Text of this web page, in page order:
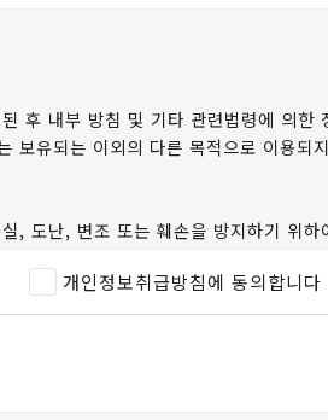
>에서 고지한 범위 내에서 사용하며,
니다.
절차와 방법에 따라 수사기관의 요구
용목적이 달성되거나, 정보제공자의 파
보는 CMS 종료(해지)일로부터 5년까지
보통신망법 제25조에 따라 위탁업무
에 관한 사항을 계약서 등 문서에 명시
후 내부 방침 및 기타 관련법령에 의한
유되는 이외의 다른 목적으로 이용되
, 도난, 변조 또는 훼손을 방지하기 위
개인정보취급방침에 동의합니다